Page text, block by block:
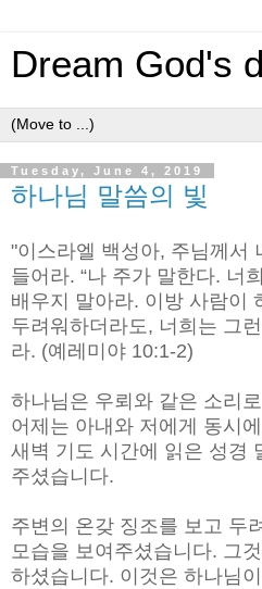
Dream God's
Tuesday, June 4, 2019
하나님 말씀의 빛
"이스라엘 백성아, 주님께서
들어라. “나 주가 말한다. 너
배우지 말아라. 이방 사람이
두려워하더라도, 너희는 그
라. (예레미야 10:1-2)
하나님은 우뢰와 같은 소리
어제는 아내와 저에게 동시
새벽 기도 시간에 읽은 성경
주셨습니다.
주변의 온갖 징조를 보고 두
모습을 보여주셨습니다. 그
하셨습니다. 이것은 하나님